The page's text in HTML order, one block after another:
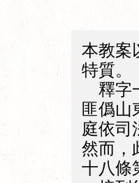
本教案
特質。
釋字
匪僞山
庭依司
然而，
十八條